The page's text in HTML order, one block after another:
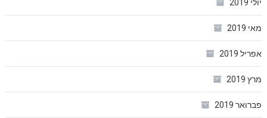
יולי 2019
מאי 2019
אפריל 2019
מרץ 2019
פברואר 2019